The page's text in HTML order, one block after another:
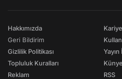
Hakkımızda
Geri Bildirim
Gizlilik Politikası
Topluluk Kuralları
Reklam
Künye
RSS